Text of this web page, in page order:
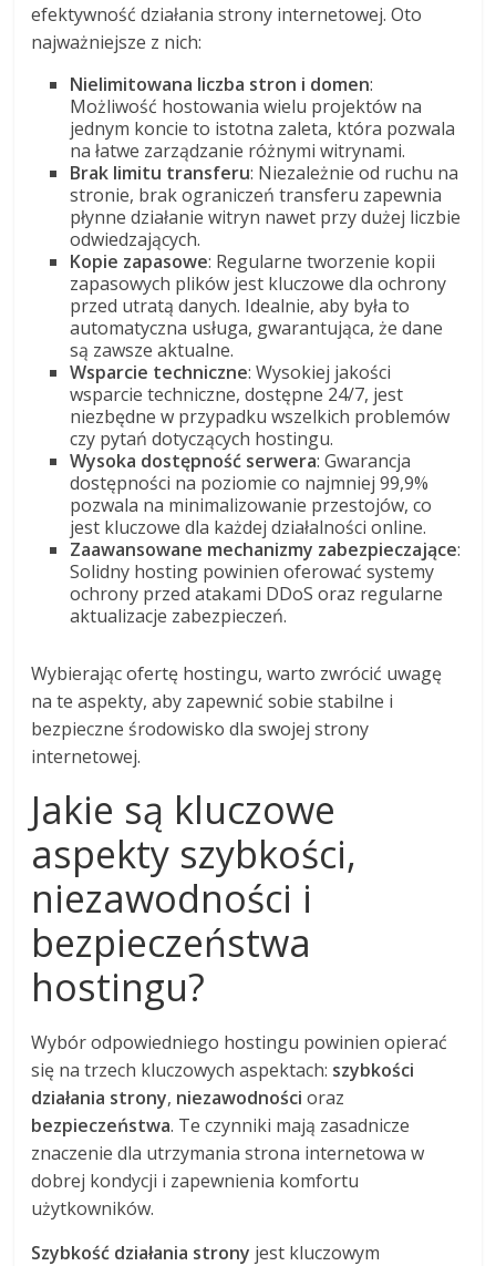
efektywność działania strony internetowej. Oto
najważniejsze z nich:
Nielimitowana liczba stron i domen:
Możliwość hostowania wielu projektów na
jednym koncie to istotna zaleta, która pozwala
na łatwe zarządzanie różnymi witrynami.
Brak limitu transferu: Niezależnie od ruchu na
stronie, brak ograniczeń transferu zapewnia
płynne działanie witryn nawet przy dużej liczbie
odwiedzających.
Kopie zapasowe: Regularne tworzenie kopii
zapasowych plików jest kluczowe dla ochrony
przed utratą danych. Idealnie, aby była to
automatyczna usługa, gwarantująca, że dane
są zawsze aktualne.
Wsparcie techniczne: Wysokiej jakości
wsparcie techniczne, dostępne 24/7, jest
niezbędne w przypadku wszelkich problemów
czy pytań dotyczących hostingu.
Wysoka dostępność serwera: Gwarancja
dostępności na poziomie co najmniej 99,9%
pozwala na minimalizowanie przestojów, co
jest kluczowe dla każdej działalności online.
Zaawansowane mechanizmy zabezpieczające:
Solidny hosting powinien oferować systemy
ochrony przed atakami DDoS oraz regularne
aktualizacje zabezpieczeń.
Wybierając ofertę hostingu, warto zwrócić uwagę
na te aspekty, aby zapewnić sobie stabilne i
bezpieczne środowisko dla swojej strony
internetowej.
Jakie są kluczowe
aspekty szybkości,
niezawodności i
bezpieczeństwa
hostingu?
Wybór odpowiedniego hostingu powinien opierać
się na trzech kluczowych aspektach: szybkości
działania strony, niezawodności oraz
bezpieczeństwa. Te czynniki mają zasadnicze
znaczenie dla utrzymania strona internetowa w
dobrej kondycji i zapewnienia komfortu
użytkowników.
Szybkość działania strony jest kluczowym